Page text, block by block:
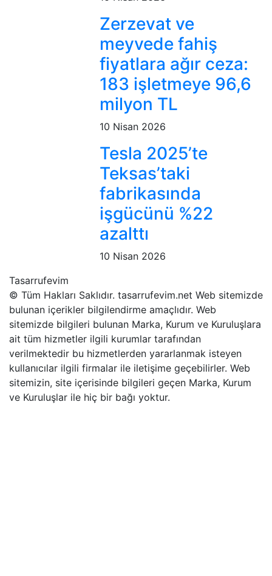
Zerzevat ve
meyvede fahiş
fiyatlara ağır ceza:
183 işletmeye 96,6
milyon TL
10 Nisan 2026
Tesla 2025’te
Teksas’taki
fabrikasında
işgücünü %22
azalttı
10 Nisan 2026
Tasarrufevim
© Tüm Hakları Saklıdır. tasarrufevim.net Web sitemizde
bulunan içerikler bilgilendirme amaçlıdır. Web
sitemizde bilgileri bulunan Marka, Kurum ve Kuruluşlara
ait tüm hizmetler ilgili kurumlar tarafından
verilmektedir bu hizmetlerden yararlanmak isteyen
kullanıcılar ilgili firmalar ile iletişime geçebilirler. Web
sitemizin, site içerisinde bilgileri geçen Marka, Kurum
ve Kuruluşlar ile hiç bir bağı yoktur.